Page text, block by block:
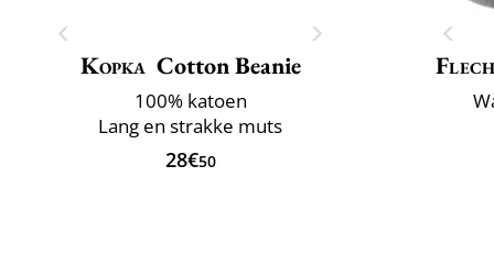
Kopka Cotton Beanie
100% katoen
Lang en strakke muts
28€50